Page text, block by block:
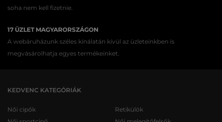
soha nem kell fizetnie.
17 ÜZLET MAGYARORSZÁGON
A webáruházunk széles kínálatán kívül az üzleteinkben is
megvásárolhatja egyes termékeinket.
KEDVENC KATEGÓRIÁK
Női cipők
Retikülök